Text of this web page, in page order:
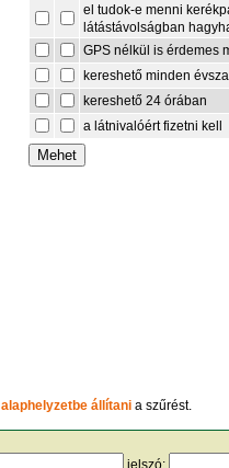
el tudok-e menni
látástávolságban
GPS nélkül is érdemes
kereshető minden
kereshető 24 órában
a látnivalóért fizetni kell
alaphelyzetbe állítani a szűrést.
jelszó: